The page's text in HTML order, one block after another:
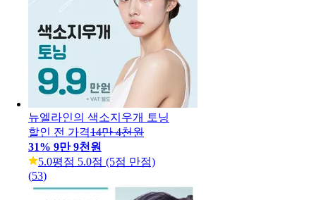
뉴엘라인의 색소지우개 토닝
할인 전 가격14만 4천원
31% 9만 9천원
5.0평점 5.0점 (5점 만점)
(53)